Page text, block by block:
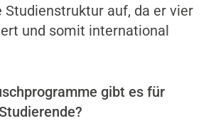
Studienstruktur auf, da er vier
und somit international
gibt es für